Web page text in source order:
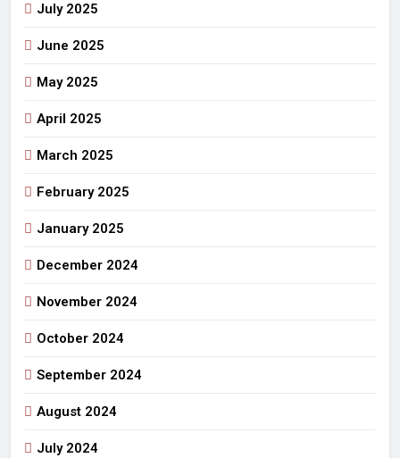
July 2025
June 2025
May 2025
April 2025
March 2025
February 2025
January 2025
December 2024
November 2024
October 2024
September 2024
August 2024
July 2024